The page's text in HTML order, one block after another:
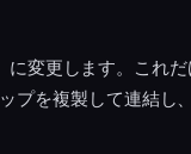
変更します。これ
プを複製して連結し